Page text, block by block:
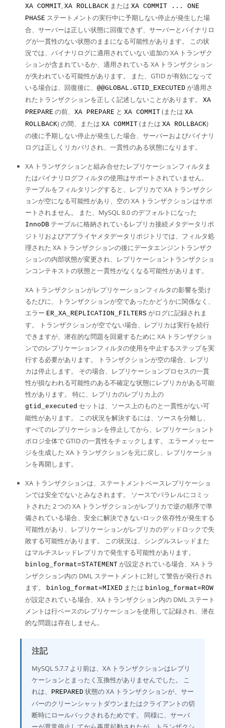
XA COMMIT, XA ROLLBACK または XA COMMIT ... ONE
PHASE ステートメントの実行中に予期しない停止が発生した場
合、サーバーは正しい状態に回復できず、サーバーとバイナリロ
グが一貫性のない状態のままになる可能性があります。 この状
況では、バイナリログに適用されていない追加の XA トランザク
ションが含まれているか、適用されている XA トランザクション
が失われている可能性があります。 また、GTID が有効になって
いる場合は、回復後に、 @@GLOBAL.GTID_EXECUTED が適用さ
れたトランザクションを正しく記述しないことがあります。 XA
PREPARE の前、 XA PREPARE と XA COMMIT (または XA
ROLLBACK) の間、または XA COMMIT (または XA ROLLBACK)
の後に予期しない停止が発生した場合、サーバーおよびバイナリ
ログは正しくリカバリされ、一貫性のある状態になります。
XA トランザクションと組み合せたレプリケーションフィルタま
たはバイナリログフィルタの使用はサポートされていません。
テーブルをフィルタリングすると、レプリカで XA トランザクシ
ョンが空になる可能性があり、空の XA トランザクションはサポ
ートされません。 また、MySQL 8.0 のデフォルトになった
InnoDB テーブルに格納されているレプリカ接続メタデータリポ
ジトリおよびアプライヤメタデータリポジトリでは、フィルタ処
理された XA トランザクションの後にデータエンジントランザク
ションの内部状態が変更され、レプリケーショントランザクショ
ンコンテキストの状態と一貫性がなくなる可能性があります。
XA トランザクションがレプリケーションフィルタの影響を受け
るたびに、トランザクションが空であったかどうかに関係なく、
エラー ER_XA_REPLICATION_FILTERS がログに記録されま
す。 トランザクションが空でない場合、レプリカは実行を続行
できますが、潜在的な問題を回避するために XA トランザクショ
ンでのレプリケーションフィルタの使用を中止するステップを実
行する必要があります。 トランザクションが空の場合、レプリ
カは停止します。 その場合、レプリケーションプロセスの一貫
性が損なわれる可能性のある不確定な状態にレプリカがある可能
性があります。 特に、レプリカのレプリカ上の
gtid_executed セットは、ソース上のものと一貫性がない可
能性があります。 この状況を解決するには、ソースを分離し、
すべてのレプリケーションを停止してから、レプリケーショント
ポロジ全体で GTID の一貫性をチェックします。 エラーメッセー
ジを生成した XA トランザクションを元に戻し、レプリケーショ
ンを再開します。
XA トランザクションは、ステートメントベースレプリケーショ
ンでは安全でないとみなされます。 ソースでパラレルにコミッ
トされた 2 つの XA トランザクションがレプリカで逆の順序で準
備されている場合、安全に解決できないロック依存性が発生する
可能性があり、レプリケーションがレプリカのデッドロックで失
敗する可能性があります。 この状況は、シングルスレッドまた
はマルチスレッドレプリカで発生する可能性があります。
binlog_format=STATEMENT が設定されている場合、XA トラ
ンザクション内の DML ステートメントに対して警告が発行され
ます。
binlog_format=MIXED または binlog_format=ROW
が設定されている場合、XA トランザクション内の DML ステート
メントは行ベースのレプリケーションを使用して記録され、潜在
的な問題は存在しません。
注記
MySQL 5.7.7 より前は、XA トランザクションはレプリ
ケーションとまったく互換性がありませんでした。 こ
れは、
PREPARED 状態の XA トランザクションが、サー
バーのクリーンシャットダウンまたはクライアントの切
断時にロールバックされるためです。 同様に、サーバ